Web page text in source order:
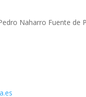
Naharro Fuente de